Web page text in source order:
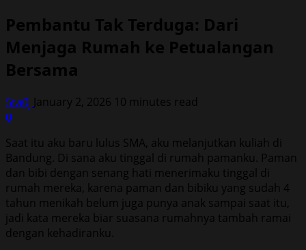
Pembantu Tak Terduga: Dari
Menjaga Rumah ke Petualangan
Bersama
5ta0j January 2, 2026 10 minutes read
0
Saat itu aku baru lulus SMA, aku melanjutkan kuliah di
Bandung. Di sana aku tinggal di rumah pamanku. Paman
dan bibi dengan senang hati menerimaku tinggal di
rumah mereka, karena paman dan bibiku yang sudah 4
tahun menikah belum juga punya anak sampai saat itu,
jadi kata mereka biar suasana rumahnya tambah ramai
dengan kehadiranku.